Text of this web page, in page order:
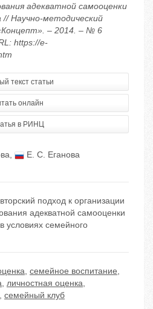
адекватной самооценки
Научно-методический
– 2014. – № 6
https://e-
текст статьи
онлайн
в РИНЦ
,
Е. С. Еганова
подход к организации
адекватной самооценки
условиях семейного
, семейное воспитание,
, личностная оценка,
, семейный клуб